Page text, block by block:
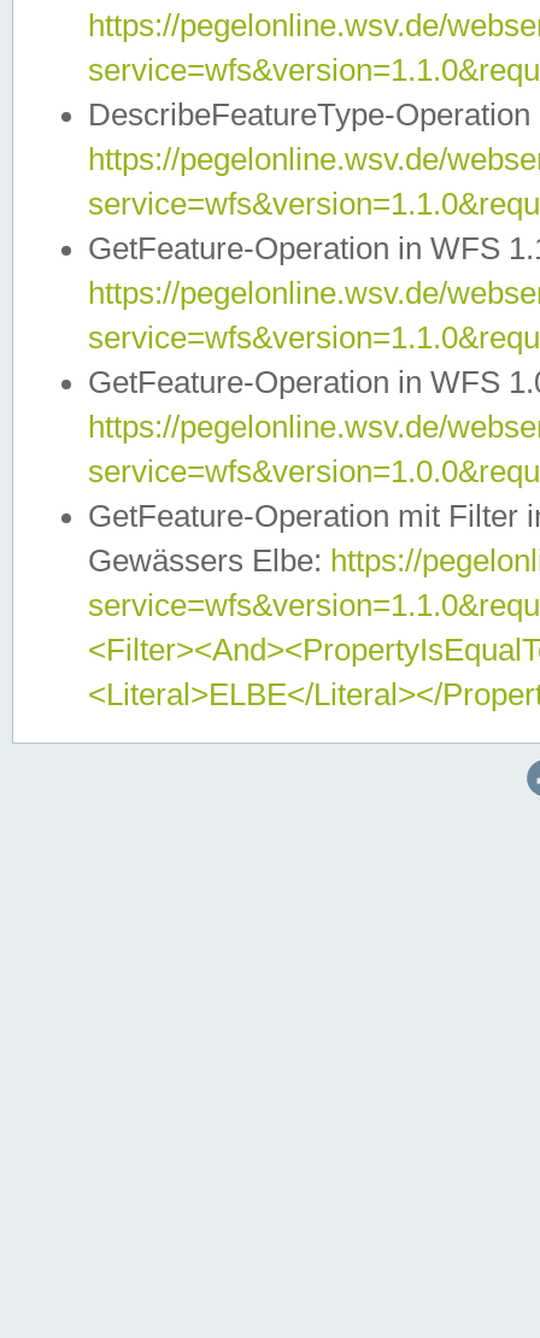
https://pegelonline.wsv.de/
DescribeFeatureType-
https://pegelonline.wsv.de/
GetFeature-Operation in WFS
https://pegelonline.wsv.de/
GetFeature-Operation in WFS
https://pegelonline.wsv.de/
GetFeature-Operation mit Filter
Gewässers Elbe: https://
<Literal>ELBE</Literal></